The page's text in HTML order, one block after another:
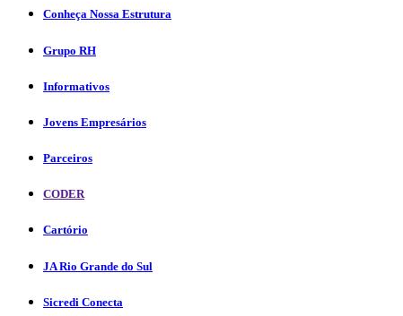
Conheça Nossa Estrutura
Grupo RH
Informativos
Jovens Empresários
Parceiros
CODER
Cartório
JA Rio Grande do Sul
Sicredi Conecta